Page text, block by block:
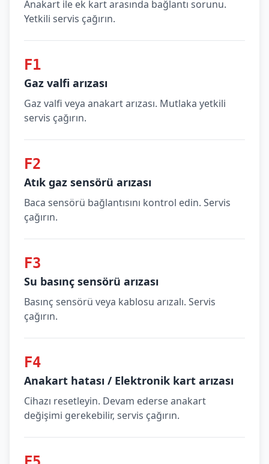
Anakart ile ek kart arasında bağlantı sorunu.
Yetkili servis çağırın.
F1
Gaz valfi arızası
Gaz valfi veya anakart arızası. Mutlaka yetkili
servis çağırın.
F2
Atık gaz sensörü arızası
Baca sensörü bağlantısını kontrol edin. Servis
çağırın.
F3
Su basınç sensörü arızası
Basınç sensörü veya kablosu arızalı. Servis
çağırın.
F4
Anakart hatası / Elektronik kart arızası
Cihazı resetleyin. Devam ederse anakart
değişimi gerekebilir, servis çağırın.